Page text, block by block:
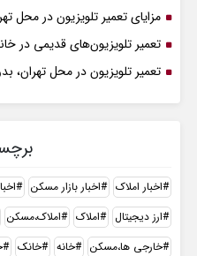
مزایای تعمیر تلویزیون در محل
تعمیر تلویزیون‌های قدیمی در
تعمیر تلویزیون در محل تهران،
اخبار املاک اخبار بازار مسکن
ارز دیجیتال
املاک املاک،مسکن
خارجی ها،مسکن
خانه خانک